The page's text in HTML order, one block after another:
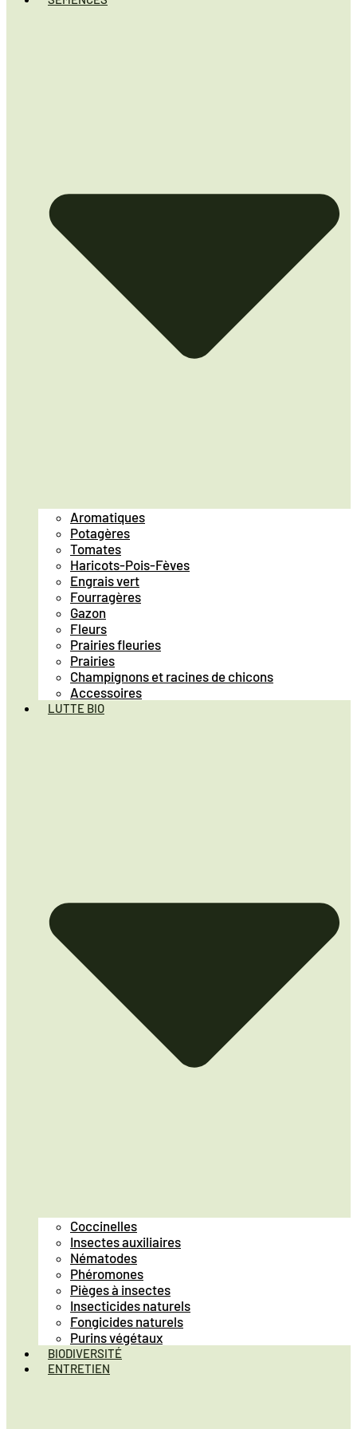
Aromatiques
Potagères
Tomates
Haricots-Pois-Fèves
Engrais vert
Fourragères
Gazon
Fleurs
Prairies fleuries
Prairies
Champignons et racines de chicons
Accessoires
LUTTE BIO
Coccinelles
Insectes auxiliaires
Nématodes
Phéromones
Pièges à insectes
Insecticides naturels
Fongicides naturels
Purins végétaux
BIODIVERSITÉ
ENTRETIEN